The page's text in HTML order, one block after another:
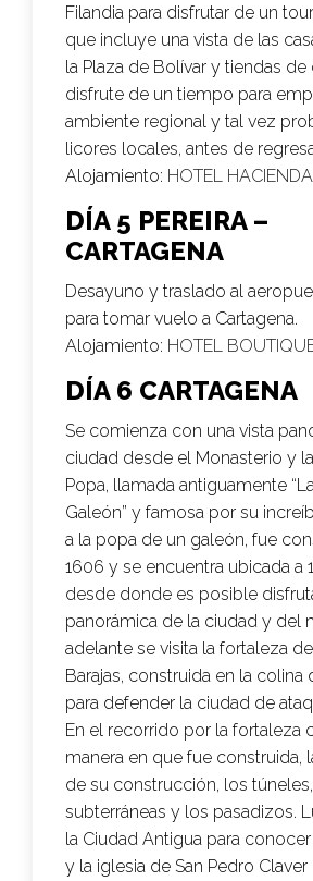
Filandia para disfrutar de un
que incluye una vista de las
la Plaza de Bolívar y tiendas de
disfrute de un tiempo para
ambiente regional y tal vez
licores locales, antes de
Alojamiento: HOTEL
DÍA 5 PEREIRA –
CARTAGENA
Desayuno y traslado al
para tomar vuelo a Cartagena.
Alojamiento: HOTEL
DÍA 6 CARTAGENA
Se comienza con una vista
ciudad desde el Monasterio y
Popa, llamada antiguamente
Galeón” y famosa por su
a la popa de un galeón, fue
1606 y se encuentra ubicada a
desde donde es posible
panorámica de la ciudad y del
adelante se visita la fortaleza
Barajas, construida en la colina
para defender la ciudad de
En el recorrido por la fortaleza
manera en que fue construida,
de su construcción, los
subterráneas y los pasadizos.
la Ciudad Antigua para
y la iglesia de San Pedro